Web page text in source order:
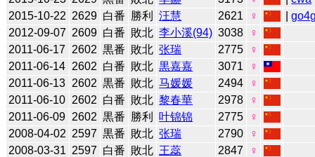
2015-10-22 2629 白番 勝利 汪慧 2621 ♀ |
2012-09-07 2609 白番 敗北 李小溪(94) 3038
♀
2011-06-17
2602 黒番 敗北 张瑞 2775
♀
2011-06-14 2602 白番 敗北 黒嘉嘉 3071
♀
2011-06-13 2602 黒番 敗北 马媛媛 2494
♀
2011-06-10 2602 白番 敗北 黎春華 2978
♀
2011-06-09 2602 黒番 勝利 叶锦锦 2775
♀
2008-04-02 2597 黒番 敗北 张瑞 2790
♀
2008-03-31 2597 白番 敗北 王蕊 2847
♀